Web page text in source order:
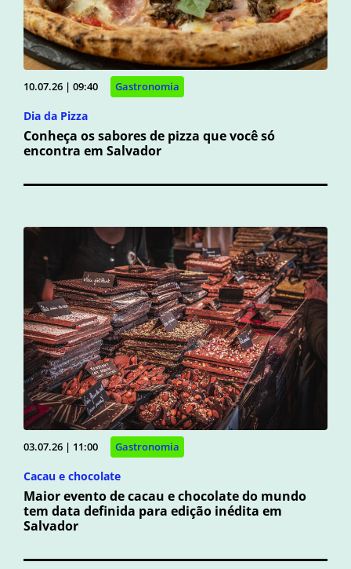
10.07.26 | 09:40 Gastronomia
Dia da Pizza
Conheça os sabores de pizza que você só
encontra em Salvador
03.07.26 | 11:00 Gastronomia
Cacau e chocolate
Maior evento de cacau e chocolate do mundo
tem data definida para edição inédita em
Salvador